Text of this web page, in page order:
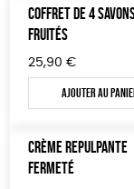
PAPETERIE
LIVRES
TOUT
150 € - 200 €
Plus de 200€
Cosme Bio
Oeko-Tex
COFFRET DE 4
FRUITÉS
25,90 €
Ajouter au
CRÈME REPULPANTE
FERMETÉ